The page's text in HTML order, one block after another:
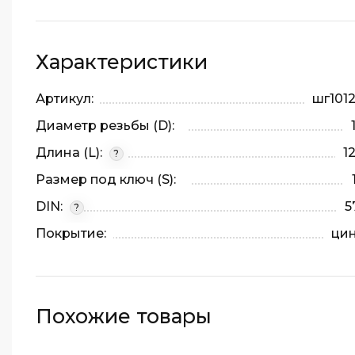
Характеристики
Артикул:
Диаметр резьбы (D):
Длина (L):
?
Размер под ключ (S):
DIN:
?
Покрытие:
Похожие товары